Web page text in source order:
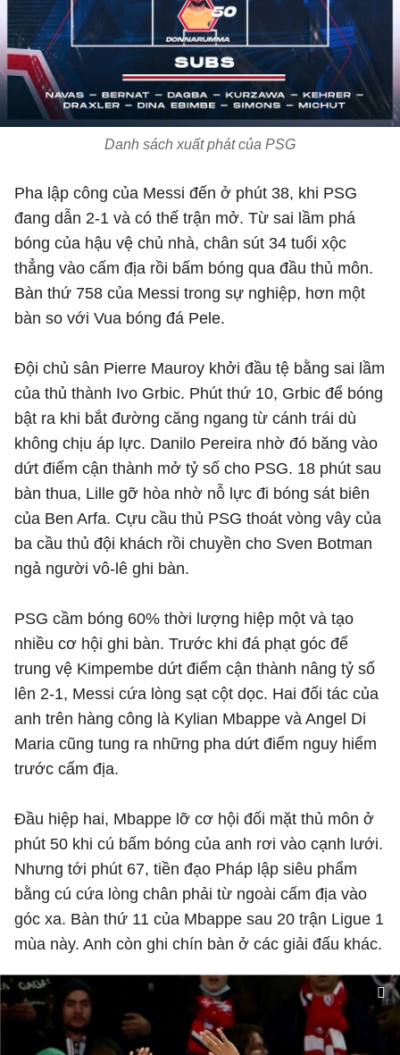
Danh sách xuất phát của PSG
Pha lập công của Messi đến ở phút 38, khi PSG
đang dẫn 2-1 và có thế trận mở. Từ sai lầm phá
bóng của hậu vệ chủ nhà, chân sút 34 tuổi xộc
thẳng vào cấm địa rồi bấm bóng qua đầu thủ môn.
Bàn thứ 758 của Messi trong sự nghiệp, hơn một
bàn so với Vua bóng đá Pele.
Đội chủ sân Pierre Mauroy khởi đầu tệ bằng sai lầm
của thủ thành Ivo Grbic. Phút thứ 10, Grbic để bóng
bật ra khi bắt đường căng ngang từ cánh trái dù
không chịu áp lực. Danilo Pereira nhờ đó băng vào
dứt điểm cận thành mở tỷ số cho PSG. 18 phút sau
bàn thua, Lille gỡ hòa nhờ nỗ lực đi bóng sát biên
của Ben Arfa. Cựu cầu thủ PSG thoát vòng vây của
ba cầu thủ đội khách rồi chuyền cho Sven Botman
ngả người vô-lê ghi bàn.
PSG cầm bóng 60% thời lượng hiệp một và tạo
nhiều cơ hội ghi bàn. Trước khi đá phạt góc để
trung vệ Kimpembe dứt điểm cận thành nâng tỷ số
lên 2-1, Messi cứa lòng sạt cột dọc. Hai đối tác của
anh trên hàng công là Kylian Mbappe và Angel Di
Maria cũng tung ra những pha dứt điểm nguy hiểm
trước cấm địa.
Đầu hiệp hai, Mbappe lỡ cơ hội đối mặt thủ môn ở
phút 50 khi cú bấm bóng của anh rơi vào cạnh lưới.
Nhưng tới phút 67, tiền đạo Pháp lập siêu phẩm
bằng cú cứa lòng chân phải từ ngoài cấm địa vào
góc xa. Bàn thứ 11 của Mbappe sau 20 trận Ligue 1
mùa này. Anh còn ghi chín bàn ở các giải đấu khác.